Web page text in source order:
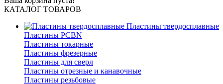
КАТАЛОГ ТОВАРОВ
Пластины твердосплавные
Пластины PCBN
Пластины токарные
Пластины фрезерные
Пластины для сверл
Пластины отрезные и канавочные
Пластины резьбовые